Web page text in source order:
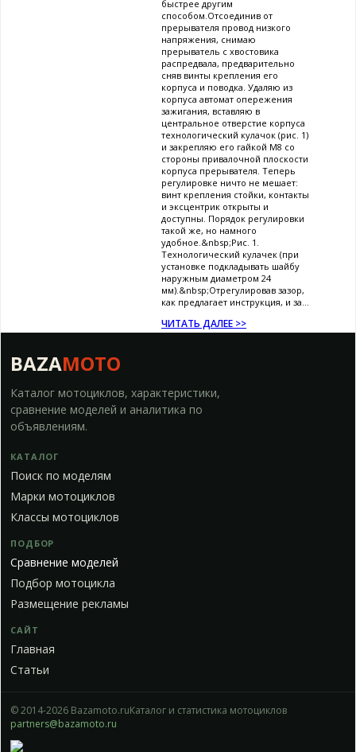
быстрее другим
способом.Отсоединив от
прерывателя провод низкого
напряжения, снимаю
прерыватель с хвостовика
распредвала, предварительно
сняв винты крепления его
корпуса и поводка. Удаляю из
корпуса автомат опережения
зажигания, вставляю в
центральное отверстие корпуса
технологический кулачок (рис. 1)
и закрепляю его гайкой М8 со
стороны привалочной плоскости
корпуса прерывателя. Теперь
регулировке ничто не мешает:
винт крепления стойки, контакты
и эксцентрик открыты и
доступны. Порядок регулировки
такой же, но намного
удобное.&nbsp;Рис. 1.
Технологический кулачек (при
установке подкладывать шайбу
наружным диаметром 24
мм).&nbsp;Отрегулировав зазор,
как предлагает инструкция, и за...
ЧИТАТЬ ДАЛЕЕ >>
BAZAMOTO
Каталог мотоциклов, характеристики,
сравнение моделей и аналитика по
объявлениям.
КАТАЛОГ
Поиск по моделям
Марки мотоциклов
Классы мотоциклов
ПОДБОР
Сравнение моделей
Подбор мотоцикла
Размещение рекламы
САЙТ
Главная
Статьи
© 2014-2026 Bazamoto.ruКаталог и статистика мотоциклов
partners@bazamoto.ru